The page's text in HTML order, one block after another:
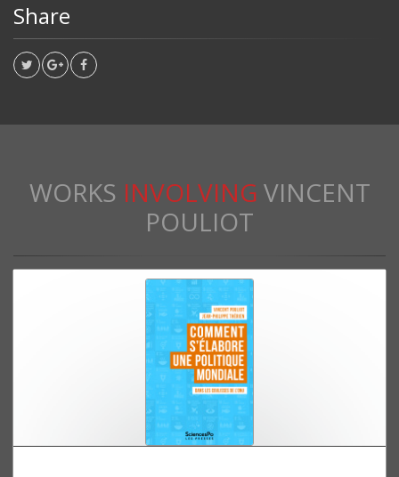
Share
WORKS INVOLVING VINCENT
POULIOT